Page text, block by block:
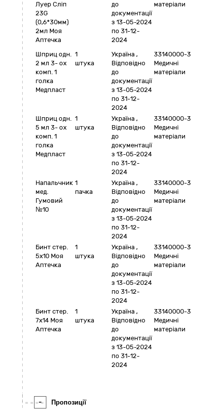
Луер Сліп
23G
(0,6*30мм)
2мл Моя
Аптечка
до
документації
з 13-05-2024
по 31-12-
2024
матеріали
Шприц одн.
2 мл 3- ох
комп. 1
голка
Медпласт
1
штука
Україна ,
Відповідно
до
документації
з 13-05-2024
по 31-12-
2024
33140000-3
Медичні
матеріали
Шприц одн.
5 мл 3- ох
комп. 1
голка
Медпласт
1
штука
Україна ,
Відповідно
до
документації
з 13-05-2024
по 31-12-
2024
33140000-3
Медичні
матеріали
Напальчник
мед.
Гумовий
№10
1
пачка
Україна ,
Відповідно
до
документації
з 13-05-2024
по 31-12-
2024
33140000-3
Медичні
матеріали
Бинт стер.
5х10 Моя
Аптечка
1
штука
Україна ,
Відповідно
до
документації
з 13-05-2024
по 31-12-
2024
33140000-3
Медичні
матеріали
Бинт стер.
7х14 Моя
Аптечка
1
штука
Україна ,
Відповідно
до
документації
з 13-05-2024
по 31-12-
2024
33140000-3
Медичні
матеріали
- Пропозиції